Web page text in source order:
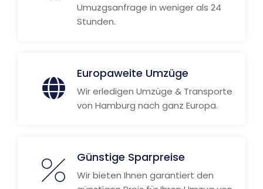
Umuzgsanfrage in weniger als 24
Stunden.
Europaweite Umzüge
Wir erledigen Umzüge & Transporte
von Hamburg nach ganz Europa.
Günstige Sparpreise
Wir bieten Ihnen garantiert den